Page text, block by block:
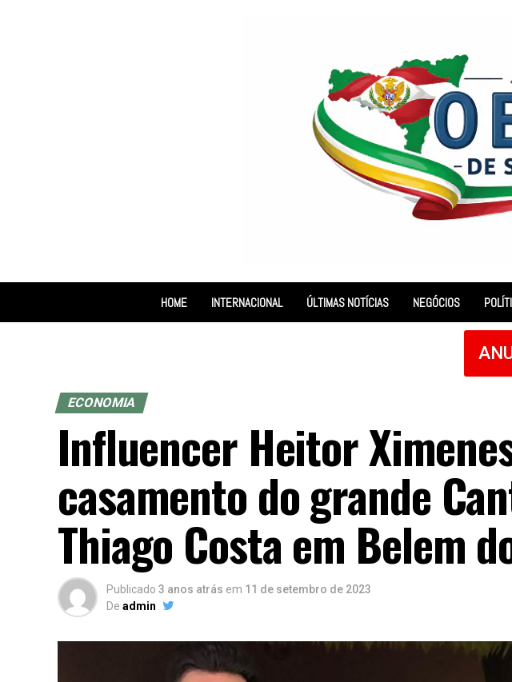
HOME INTERNACIONAL ÚLTIMAS NOTÍCIAS NEGÓCIOS
ECONOMIA
Influencer Heitor
casamento do grande
Thiago Costa em Belem
Publicado 3 anos atrás em 11 de setembro de 2023
De admin